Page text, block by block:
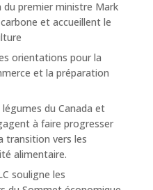
du premier ministre Mark
et accueillent le
orientations pour la
et la préparation
du Canada et
à faire progresser
transition vers les
alimentaire.
souligne les